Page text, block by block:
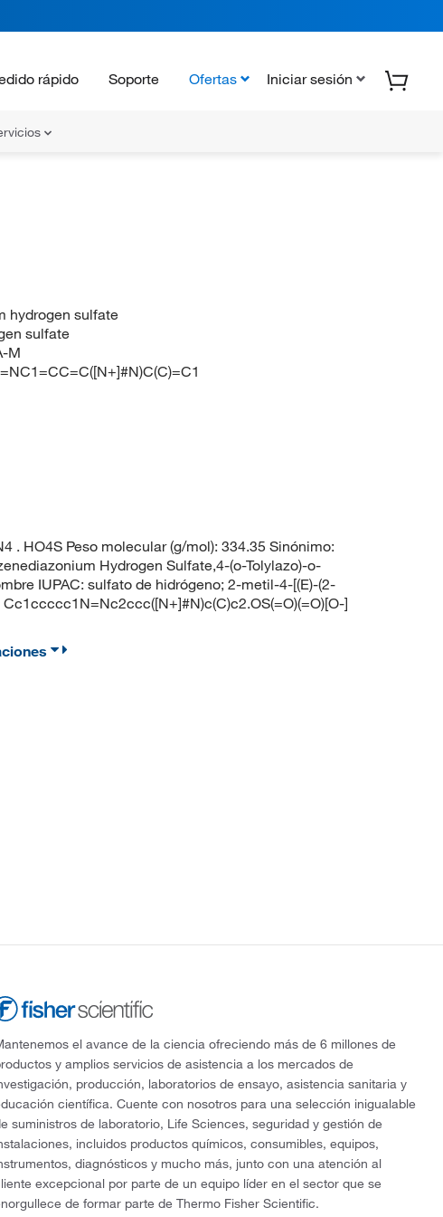
rápido Soporte Ofertas Iniciar sesión
hydrogen sulfate
sulfate
M
. HO4S Peso molecular (g/mol): 334.35 Sinónimo:
Hydrogen Sulfate,4-(o-Tolylazo)-o-
IUPAC: sulfato de hidrógeno; 2-metil-4-[(E)-(2-
]
el avance de la ciencia ofreciendo más de 6 millones de
y amplios servicios de asistencia a los mercados de
producción, laboratorios de ensayo, asistencia sanitaria y
científica. Cuente con nosotros para una selección inigualable
suministros de laboratorio, Life Sciences, seguridad y gestión de
incluidos productos químicos, consumibles, equipos,
diagnósticos y mucho más, junto con una atención al
excepcional por parte de un equipo líder en el sector que se
de formar parte de Thermo Fisher Scientific.